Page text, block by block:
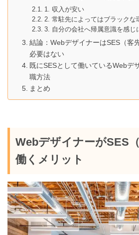
1. 収入が安い
2. 常駐先によってはブラックな
3. 自分の会社へ帰属意識を感じ
結論：WebデザイナーはSES（客
必要はない
既にSESとして働いているWebデ
職方法
まとめ
WebデザイナーがSES
働くメリット